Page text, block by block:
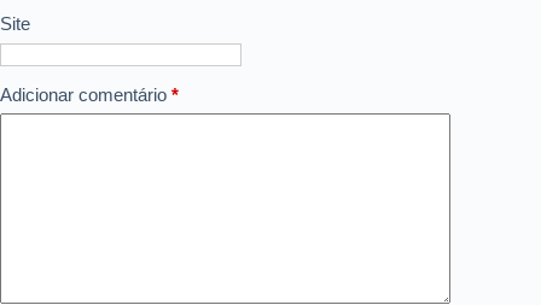
Site
Adicionar comentário *